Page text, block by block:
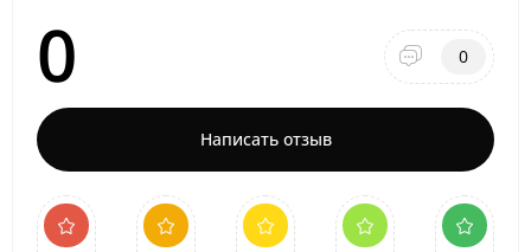
0 0
Написать отзыв